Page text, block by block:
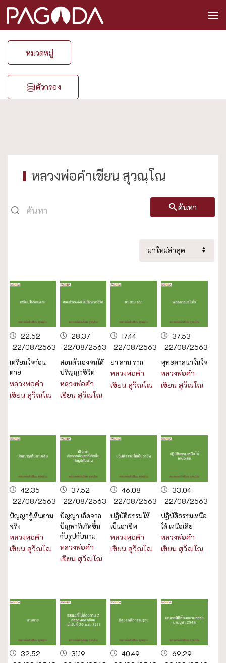
หมวดหมู่
ตัวกรอง
หลวงพ่อคำเขียน สุวณฺโณ
ค้นหา
22.52
22/08/2563
เตรียมใจก่อน
ตาย
หลวงพ่อคำ
เขียน สุวัณโณ
28.37
22/08/2563
สอนตัวเองจนได้
ปริญญาชีวิต
หลวงพ่อคำ
เขียน สุวัณโณ
17.44
22/08/2563
ยา สาม ราก
หลวงพ่อคำ
เขียน สุวัณโณ
37.53
22/08/2563
พุทธศาสนาในใจ
หลวงพ่อคำ
เขียน สุวัณโณ
42.35
22/08/2563
ปัญญารู้เห็นตาม
จริง
หลวงพ่อคำ
เขียน สุวัณโณ
37.52
22/08/2563
ปัญญา เกิดจาก
ปัญหาที่เกิดขึ้น
กับรูปกับนาม
หลวงพ่อคำ
เขียน สุวัณโณ
46.08
22/08/2563
ปฏิบัติธรรมให้
เป็นอาชีพ
หลวงพ่อคำ
เขียน สุวัณโณ
33.04
22/08/2563
ปฏิบัติธรรมเหนือ
ได้ เหนือเสีย
หลวงพ่อคำ
เขียน สุวัณโณ
32.52
31.19
40.49
69.29